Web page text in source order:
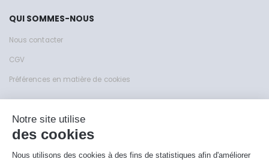
QUI SOMMES-NOUS
Nous contacter
CGV
Préférences en matière de cookies